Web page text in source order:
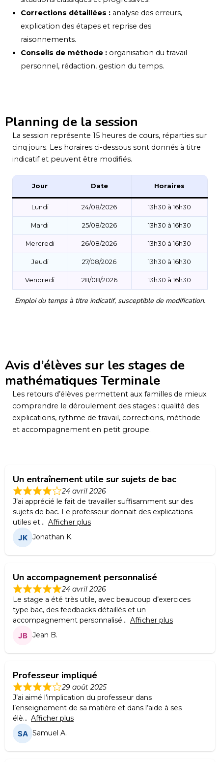
Corrections détaillées : analyse des erreurs,
explication des étapes et reprise des
raisonnements.
Conseils de méthode : organisation du travail
personnel, rédaction, gestion du temps.
Planning de la session
La session représente 15 heures de cours, réparties sur
cinq jours. Les horaires ci-dessous sont donnés à titre
indicatif et peuvent être modifiés.
Jour Date Horaires
Lundi 24/08/2026 13h30 à 16h30
Mardi 25/08/2026 13h30 à 16h30
Mercredi 26/08/2026 13h30 à 16h30
Jeudi 27/08/2026 13h30 à 16h30
Vendredi 28/08/2026 13h30 à 16h30
Emploi du temps à titre indicatif, susceptible de modification.
Avis d’élèves sur les stages de
mathématiques Terminale
Les retours d’élèves permettent aux familles de mieux
comprendre le déroulement des stages : qualité des
explications, rythme de travail, corrections, méthode
et accompagnement en petit groupe.
Un entraînement utile sur sujets de bac
24 avril 2026
J’ai apprécié le fait de travailler suffisamment sur des
sujets de bac. Le professeur donnait des explications
utiles et
Afficher plus
Jonathan K.
Un accompagnement personnalisé
24 avril 2026
Le stage a été très utile, avec beaucoup d’exercices
type bac, des feedbacks détaillés et un
accompagnement personnalisé
Afficher plus
Jean B.
Professeur impliqué
29 août 2025
J’ai aimé l’implication du professeur dans
l’enseignement de sa matière et dans l’aide à ses
élè
Afficher plus
Samuel A.